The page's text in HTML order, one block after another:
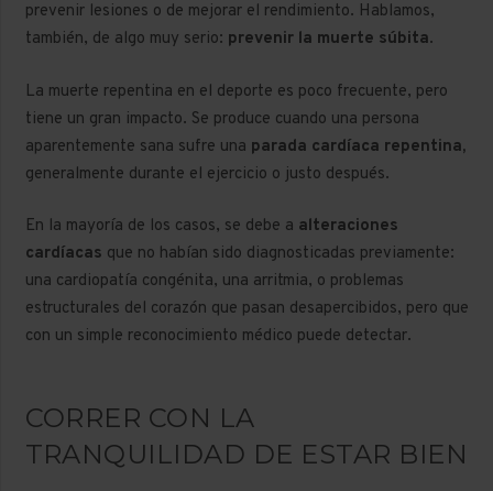
prevenir lesiones o de mejorar el rendimiento. Hablamos,
también, de algo muy serio: prevenir la muerte súbita.
La muerte repentina en el deporte es poco frecuente, pero
tiene un gran impacto. Se produce cuando una persona
aparentemente sana sufre una parada cardíaca repentina,
generalmente durante el ejercicio o justo después.
En la mayoría de los casos, se debe a alteraciones
cardíacas que no habían sido diagnosticadas previamente:
una cardiopatía congénita, una arritmia, o problemas
estructurales del corazón que pasan desapercibidos, pero que
con un simple reconocimiento médico puede detectar.
CORRER CON LA
TRANQUILIDAD DE ESTAR BIEN